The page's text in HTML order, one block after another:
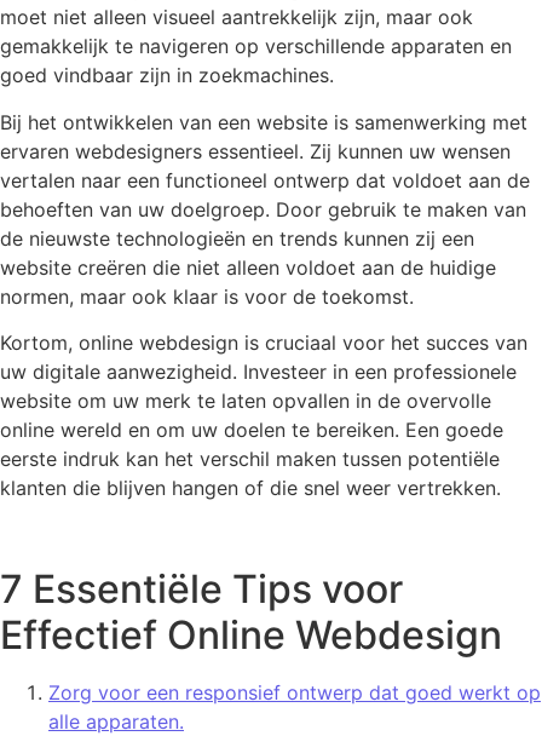
moet niet alleen visueel aantrekkelijk zijn, maar ook
gemakkelijk te navigeren op verschillende apparaten en
goed vindbaar zijn in zoekmachines.
Bij het ontwikkelen van een website is samenwerking met
ervaren webdesigners essentieel. Zij kunnen uw wensen
vertalen naar een functioneel ontwerp dat voldoet aan de
behoeften van uw doelgroep. Door gebruik te maken van
de nieuwste technologieën en trends kunnen zij een
website creëren die niet alleen voldoet aan de huidige
normen, maar ook klaar is voor de toekomst.
Kortom, online webdesign is cruciaal voor het succes van
uw digitale aanwezigheid. Investeer in een professionele
website om uw merk te laten opvallen in de overvolle
online wereld en om uw doelen te bereiken. Een goede
eerste indruk kan het verschil maken tussen potentiële
klanten die blijven hangen of die snel weer vertrekken.
7 Essentiële Tips voor
Effectief Online Webdesign
Zorg voor een responsief ontwerp dat goed werkt op
alle apparaten.